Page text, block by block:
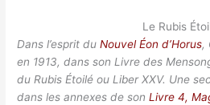
Le Rubis
Dans l’esprit duNouvel Éon d’Horus,
en 1913, dans son Livre des
du Rubis Étoilé ou Liber XXV. Une
dans les annexes de sonLivre 4,